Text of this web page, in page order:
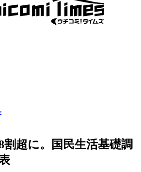
割超に。国民生活基礎調